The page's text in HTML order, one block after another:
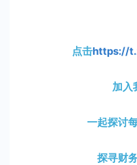
点击https://
加入
一起探讨
探寻财